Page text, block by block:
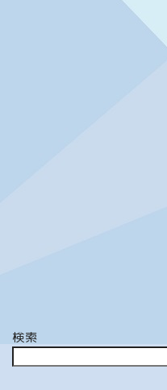
検索